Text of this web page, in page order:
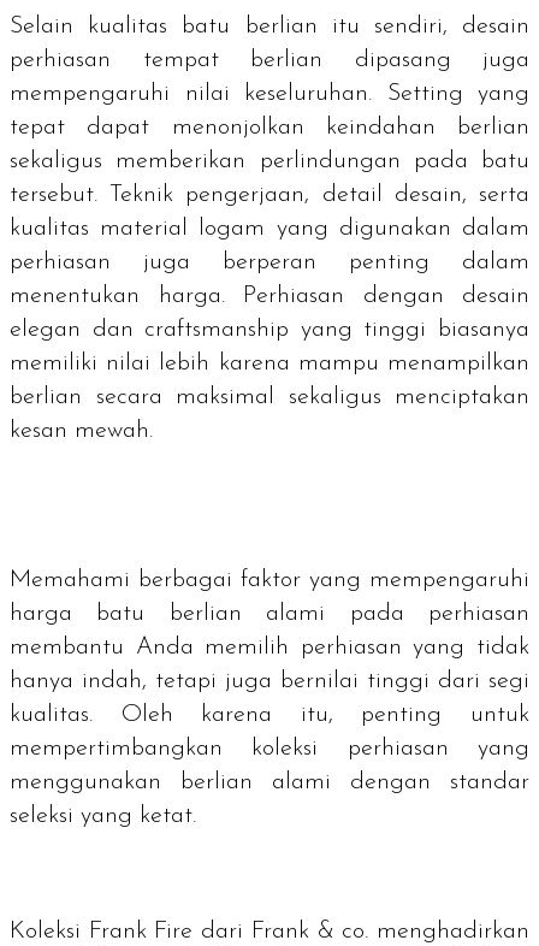
Selain kualitas batu berlian itu sendiri, desain
perhiasan tempat berlian dipasang juga
mempengaruhi nilai keseluruhan. Setting yang
tepat dapat menonjolkan keindahan berlian
sekaligus memberikan perlindungan pada batu
tersebut. Teknik pengerjaan, detail desain, serta
kualitas material logam yang digunakan dalam
perhiasan juga berperan penting dalam
menentukan harga. Perhiasan dengan desain
elegan dan craftsmanship yang tinggi biasanya
memiliki nilai lebih karena mampu menampilkan
berlian secara maksimal sekaligus menciptakan
kesan mewah.
Memahami berbagai faktor yang mempengaruhi
harga batu berlian alami pada perhiasan
membantu Anda memilih perhiasan yang tidak
hanya indah, tetapi juga bernilai tinggi dari segi
kualitas. Oleh karena itu, penting untuk
mempertimbangkan koleksi perhiasan yang
menggunakan berlian alami dengan standar
seleksi yang ketat.
Koleksi Frank Fire dari Frank & co. menghadirkan